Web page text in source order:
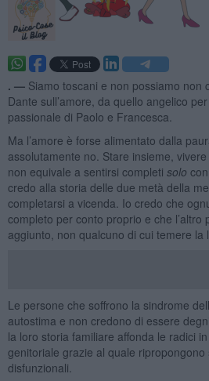
. — Siamo toscani e non possiamo non
Dante sull’amore, da quello angelico
passionale di Paolo e Francesca.
Ma l’amore è forse alimentato dalla
assolutamente no. Stare insieme,
non equivale a sentirsi completi solo
credo alla storia delle due metà della
completarsi a vicenda. Io credo che
completo per conto proprio e che l’altro
aggiunto, non qualcuno di cui temere la
Le persone che soffrono la sindrome
autostima e non credono di essere
la loro storia familiare affonda le radici
genitoriale grazie al quale ripropongono
disfunzionali.